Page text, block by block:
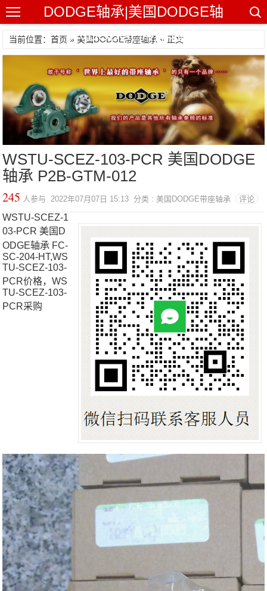
DODGE轴承|美国DODGE轴
承|DODGE带座轴承
当前位置：首页 » 美国DODGE带座轴承 » 正文
WSTU-SCEZ-103-PCR 美国DODGE
轴承 P2B-GTM-012
245 人参与 2022年07月07日 15:13 分类 : 美国DODGE带座轴承 评论
WSTU-SCEZ-1
03-PCR 美国D
ODGE轴承 FC-
SC-204-HT,WS
TU-SCEZ-103-
PCR价格，WS
TU-SCEZ-103-
PCR采购